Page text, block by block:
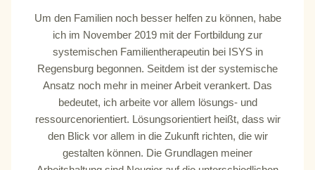
Um den Familien noch besser helfen zu können, habe
ich im November 2019 mit der Fortbildung zur
systemischen Familientherapeutin bei ISYS in
Regensburg begonnen. Seitdem ist der systemische
Ansatz noch mehr in meiner Arbeit verankert. Das
bedeutet, ich arbeite vor allem lösungs- und
ressourcenorientiert. Lösungsorientiert heißt, dass wir
den Blick vor allem in die Zukunft richten, die wir
gestalten können. Die Grundlagen meiner